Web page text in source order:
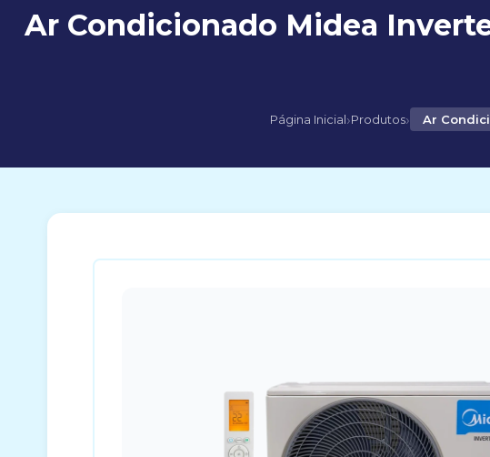
Ar Condicionado Midea
Página Inicial›Produtos› Ar